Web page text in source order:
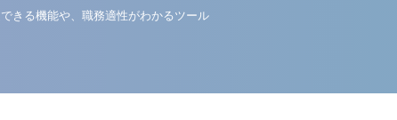
きる機能や、職務適性がわかるツール